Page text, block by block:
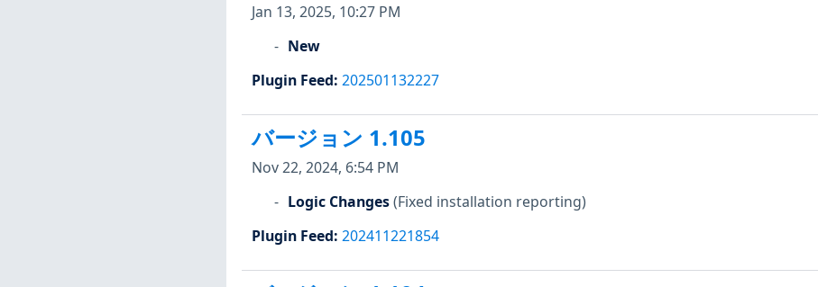
Jan 13, 2025, 10:27 PM
New
Plugin Feed: 202501132227
バージョン 1.105
Nov 22, 2024, 6:54 PM
Logic Changes(Fixed installation reporting)
Plugin Feed: 202411221854